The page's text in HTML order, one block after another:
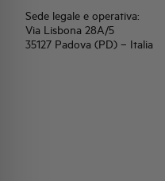
Sede legale e operativa:
Via Lisbona 28A/5
35127 Padova (PD) – Italia